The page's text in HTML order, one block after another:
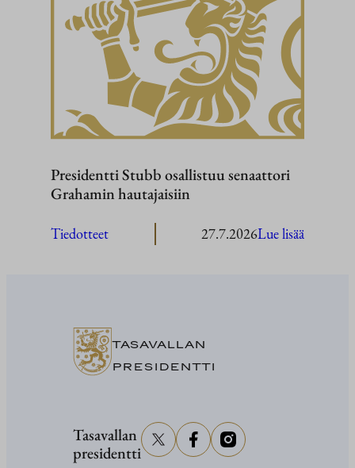
Presidentti Stubb osallistuu senaattori
Grahamin hautajaisiin
Tiedotteet 27.7.2026Lue lisää
TASAVALLAN
PRESIDENTTI
Tasavallan
presidentti